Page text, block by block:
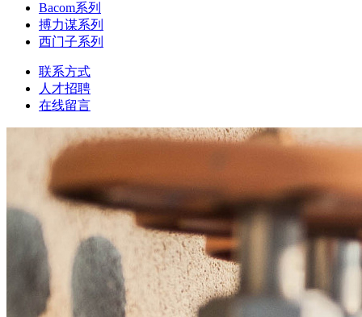
Bacom系列
搏力谋系列
西门子系列
联系方式
人才招聘
在线留言